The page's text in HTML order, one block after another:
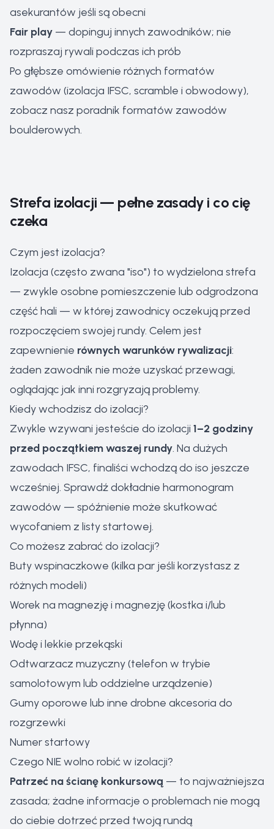
asekurantów jeśli są obecni
Fair play — dopinguj innych zawodników; nie
rozpraszaj rywali podczas ich prób
Po głębsze omówienie różnych formatów
zawodów (izolacja IFSC, scramble i obwodowy),
zobacz nasz poradnik formatów zawodów
boulderowych.
Strefa izolacji — pełne zasady i co cię
czeka
Czym jest izolacja?
Izolacja (często zwana "iso") to wydzielona strefa
— zwykle osobne pomieszczenie lub odgrodzona
część hali — w której zawodnicy oczekują przed
rozpoczęciem swojej rundy. Celem jest
zapewnienie równych warunków rywalizacji:
żaden zawodnik nie może uzyskać przewagi,
oglądając jak inni rozgryzają problemy.
Kiedy wchodzisz do izolacji?
Zwykle wzywani jesteście do izolacji1–2 godziny
przed początkiem waszej rundy. Na dużych
zawodach IFSC, finaliści wchodzą do iso jeszcze
wcześniej. Sprawdź dokładnie harmonogram
zawodów — spóźnienie może skutkować
wycofaniem z listy startowej.
Co możesz zabrać do izolacji?
Buty wspinaczkowe (kilka par jeśli korzystasz z
różnych modeli)
Worek na magnezję i magnezję (kostka i/lub
płynna)
Wodę i lekkie przekąski
Odtwarzacz muzyczny (telefon w trybie
samolotowym lub oddzielne urządzenie)
Gumy oporowe lub inne drobne akcesoria do
rozgrzewki
Numer startowy
Czego NIE wolno robić w izolacji?
Patrzeć na ścianę konkursową — to najważniejsza
zasada; żadne informacje o problemach nie mogą
do ciebie dotrzeć przed twoją rundą